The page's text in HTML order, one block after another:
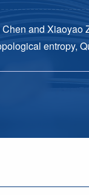
and Xiaoyao
entropy,